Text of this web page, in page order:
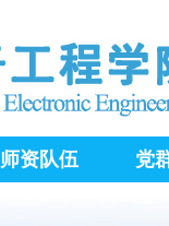
师资队伍 党